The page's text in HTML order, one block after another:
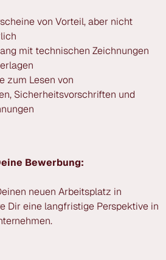
von Vorteil, aber nicht
mit technischen Zeichnungen
zum Lesen von
Sicherheitsvorschriften und
Bewerbung:
neuen Arbeitsplatz in
Dir eine langfristige Perspektive in